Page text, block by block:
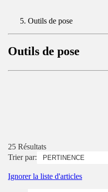
Outils de pose
Outils de pose
25 Résultats
Trier par:
Ignorer la liste d'articles